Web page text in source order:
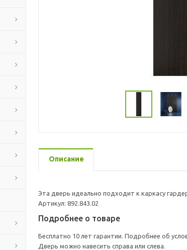
Описание
Эта дверь идеально подходит к каркасу
Артикул: 892.843.02
Подробнее о товаре
Бесплатно 10 лет гарантии. Подробнее об
Дверь можно навесить справа или слева.